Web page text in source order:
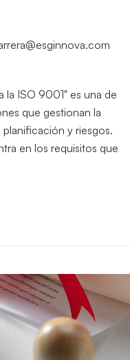
la ISO 9001" es una de
que gestionan la
y riesgos.
en los requisitos que